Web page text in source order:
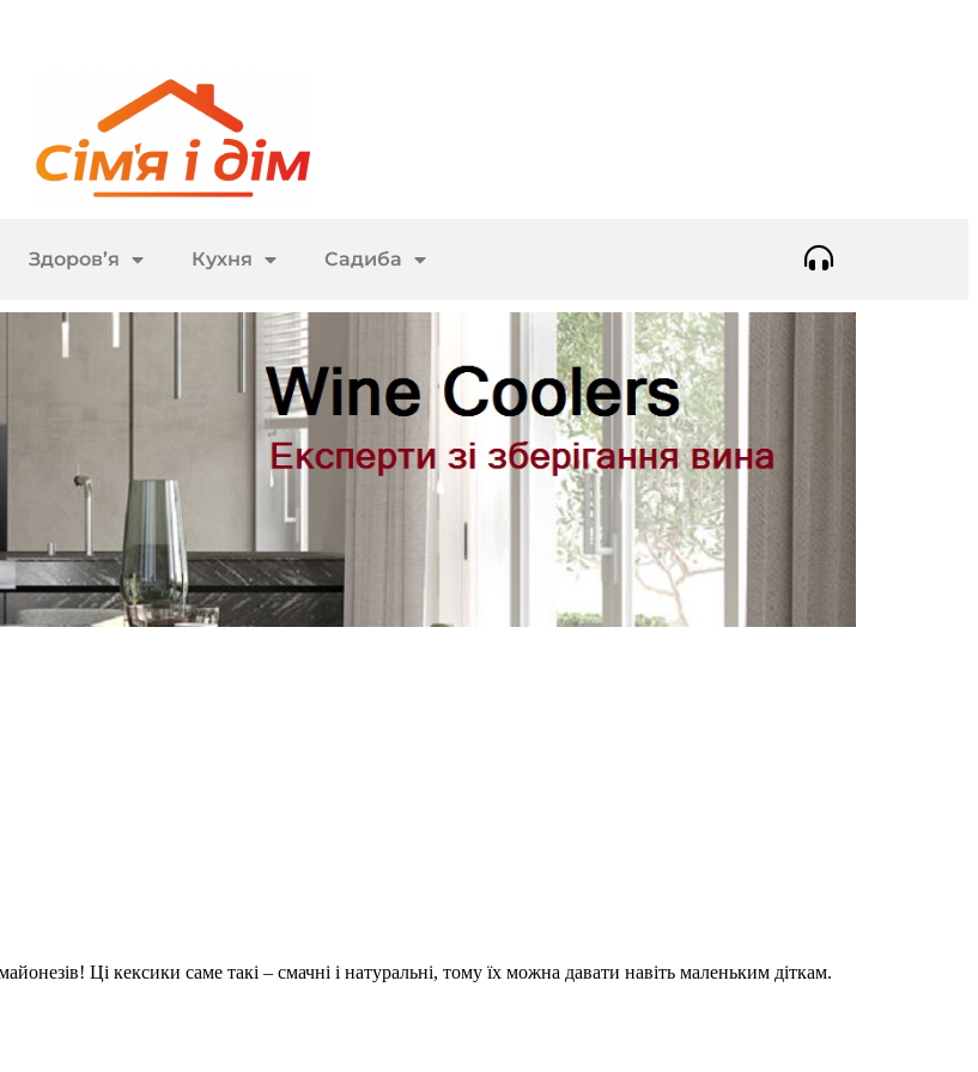
Здоров’я Кухня Садиба
Ці кексики саме такі – смачні і натуральні, тому їх можна давати навіть маленьким діткам.